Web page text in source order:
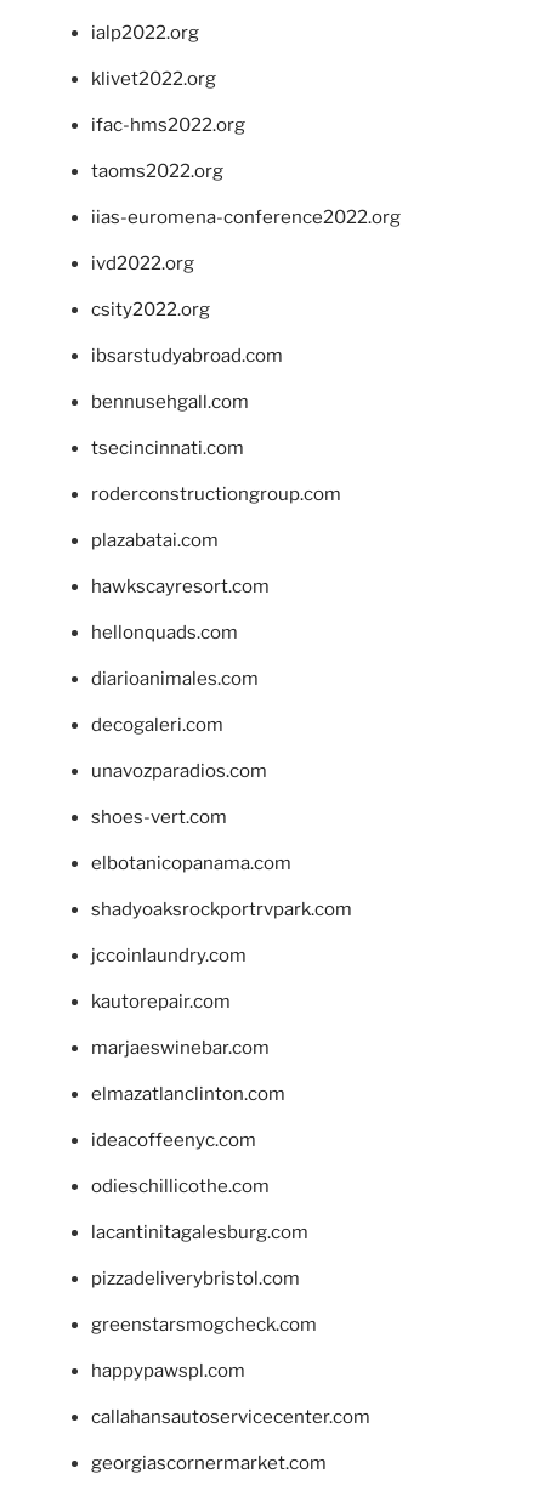
ialp2022.org
klivet2022.org
ifac-hms2022.org
taoms2022.org
iias-euromena-conference2022.org
ivd2022.org
csity2022.org
ibsarstudyabroad.com
bennusehgall.com
tsecincinnati.com
roderconstructiongroup.com
plazabatai.com
hawkscayresort.com
hellonquads.com
diarioanimales.com
decogaleri.com
unavozparadios.com
shoes-vert.com
elbotanicopanama.com
shadyoaksrockportrvpark.com
jccoinlaundry.com
kautorepair.com
marjaeswinebar.com
elmazatlanclinton.com
ideacoffeenyc.com
odieschillicothe.com
lacantinitagalesburg.com
pizzadeliverybristol.com
greenstarsmogcheck.com
happypawspl.com
callahansautoservicecenter.com
georgiascornermarket.com